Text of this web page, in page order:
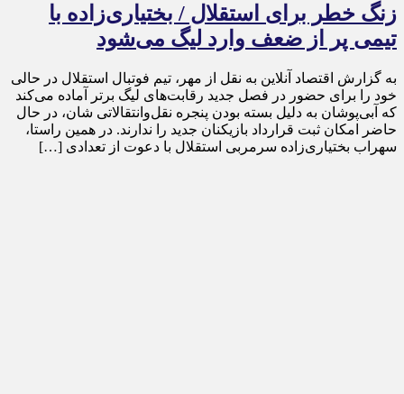
زنگ خطر برای استقلال / بختیاری‌زاده با
تیمی پر از ضعف وارد لیگ می‌شود
به گزارش اقتصاد آنلاین به نقل از مهر، تیم فوتبال استقلال در حالی
خود را برای حضور در فصل جدید رقابت‌های لیگ برتر آماده می‌کند
که آبی‌پوشان به دلیل بسته بودن پنجره نقل‌وانتقالاتی شان، در حال
حاضر امکان ثبت قرارداد بازیکنان جدید را ندارند. در همین راستا،
سهراب بختیاری‌زاده سرمربی استقلال با دعوت از تعدادی […]